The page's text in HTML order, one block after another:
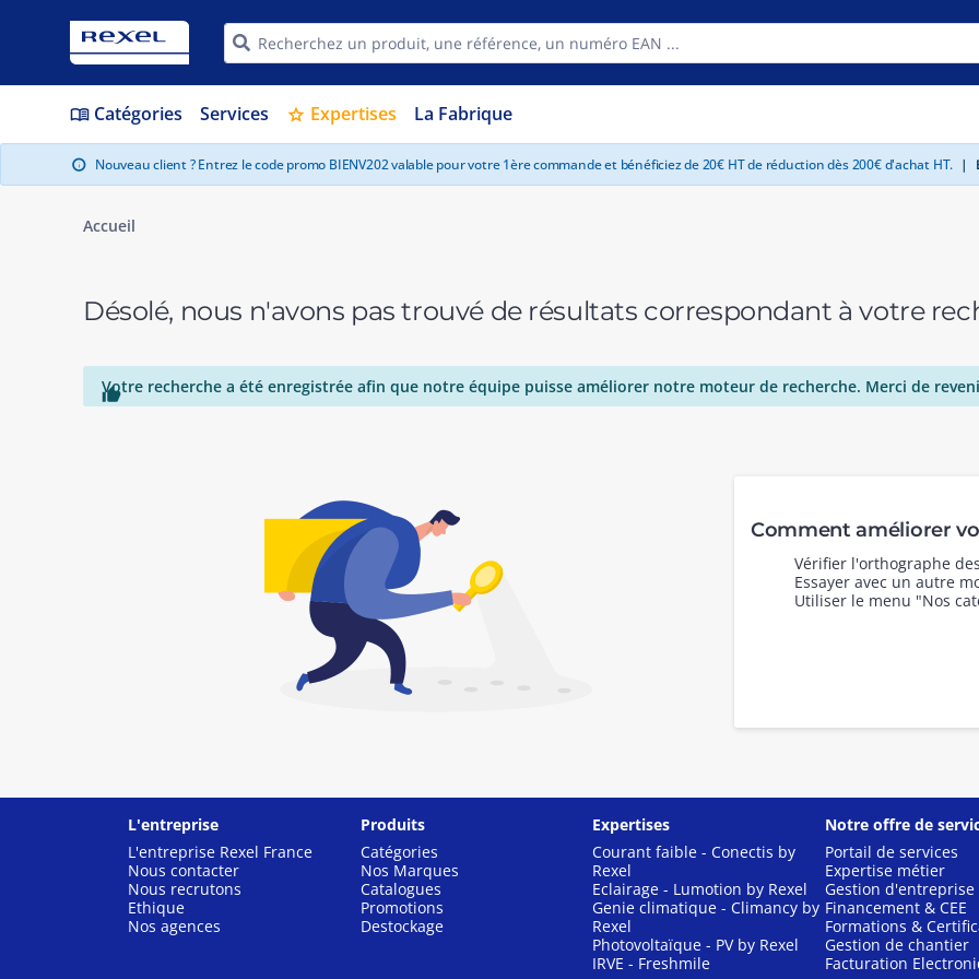
menu_book Catégories Services star Expertises La Fabrique
info Nouveau client ? Entrez le code promo BIENV202 valable pour votre 1ère commande et bénéficiez de 20€ HT de réduction dès 200€ d'achat HT. |
Accueil
Désolé, nous n'avons pas trouvé de résultats correspondant à votre

Votre recherche a été enregistrée afin que notre équipe puisse améliorer notre moteur de recherche. Merci de
Comment améliorer
Vérifier l'orthographe
Essayer avec un autre
Utiliser le menu "Nos
L'entreprise
L'entreprise Rexel France
Nous contacter
Nous recrutons
Ethique
Nos agences
Produits
Catégories
Nos Marques
Catalogues
Promotions
Destockage
Expertises
Courant faible - Conectis by
Rexel
Eclairage - Lumotion by Rexel
Genie climatique - Climancy by
Rexel
Photovoltaïque - PV by Rexel
IRVE - Freshmile
Notre offre de
Portail de services
Expertise métier
Gestion d'entreprise
Financement & CEE
Formations &
Gestion de chantier
Facturation